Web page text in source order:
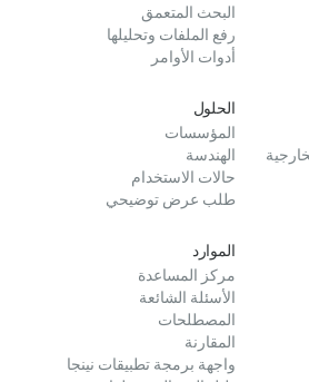
البحث المتعمق
رفع الملفات وتحليلها
أدوات الأوامر
الحلول
المؤسسات
الهندسة
حالات الاستخدام
طلب عرض توضيحي
الموارد
مركز المساعدة
الأسئلة الشائعة
المصطلحات
المقارنة
واجهة برمجة تطبيقات نينجا